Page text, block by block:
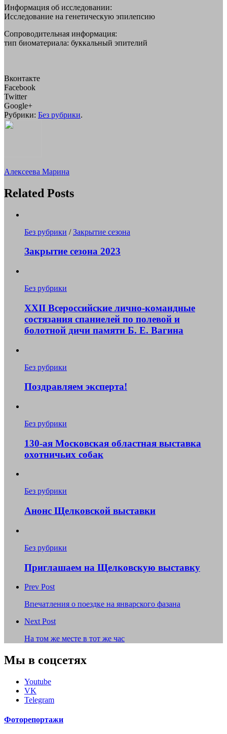
Информация об исследовании:
Исследование на генетическую эпилепсию
Сопроводительная информация:
тип биоматериала: буккальный эпителий
Вконтакте
Facebook
Twitter
Google+
Рубрики: Без рубрики.
Алексеева Марина
Related Posts
Без рубрики /Закрытие сезона
Закрытие сезона 2023
Без рубрики
XXII Всероссийские лично-командные
состязания спаниелей по полевой и
болотной дичи памяти Б. Е. Вагина
Без рубрики
Поздравляем эксперта!
Без рубрики
130-ая Московская областная выставка
охотничьих собак
Без рубрики
Анонс Щелковской выставки
Без рубрики
Приглашаем на Щелковскую выставку
Prev Post
Впечатления о поездке на январского фазана
Next Post
На том же месте в тот же час
Мы в соцсетях
Youtube
VK
Telegram
Фоторепортажи